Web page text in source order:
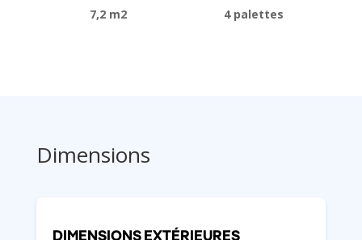
7,2 m2 4 palettes
Dimensions
DIMENSIONS EXTÉRIEURES